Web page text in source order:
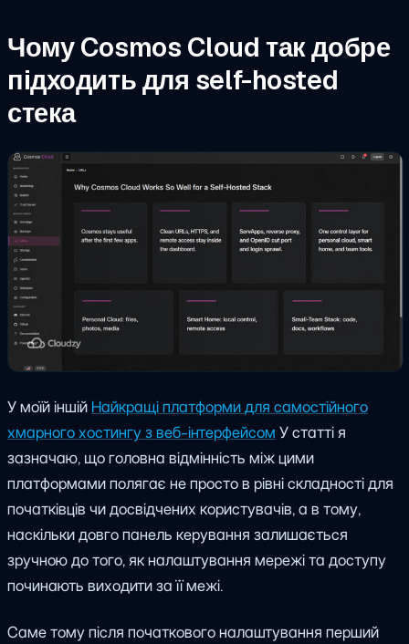
Чому Cosmos Cloud так добре
підходить для self-hosted
стека
У моїй іншій Найкращі платформи для самостійного
хмарного хостингу з веб-інтерфейсом У статті я
зазначаю, що головна відмінність між цими
платформами полягає не просто в рівні складності для
початківців чи досвідчених користувачів, а в тому,
наскільки довго панель керування залишається
зручною до того, як налаштування мережі та доступу
починають виходити за її межі.
Саме тому після початкового налаштування перший